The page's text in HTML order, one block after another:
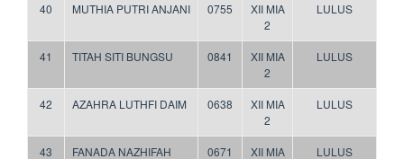
40 MUTHIA PUTRI ANJANI 0755
XII MIA
2
LULUS
41 TITAH SITI BUNGSU 0841
XII MIA
2
LULUS
42 AZAHRA LUTHFI DAIM 0638
XII MIA
2
LULUS
43 FANADA NAZHIFAH 0671
XII MIA
LULUS